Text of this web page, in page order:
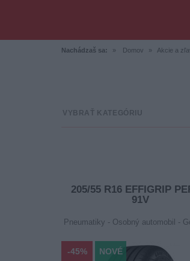
Nachádzaš sa: Domov Akcie a
VYBRAŤ KATEGÓRIU
205/55 R16 EFFIGRIP
91V
Pneumatiky - Osobný automobil -
-45% NOVÉ